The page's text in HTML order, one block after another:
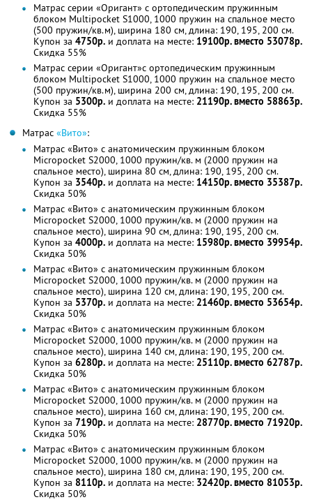
Матрас серии «Оригант» с ортопедическим пружинным
блоком Multipoсket S1000, 1000 пружин на спальное место
(500 пружин/кв.м), ширина 180 см, длина: 190, 195, 200 см.
Купон за 4750р. и доплата на месте: 19100р. вместо 53078р.
Скидка 55%
Матрас серии «Оригант»с ортопедическим пружинным
блоком Multipoсket S1000, 1000 пружин на спальное место
(500 пружин/кв.м), ширина 200 см, длина: 190, 195, 200 см.
Купон за 5300р. и доплата на месте: 21190р. вместо 58863р.
Скидка 55%
Матрас «Вито»:
Матрас «Вито» с анатомическим пружинным блоком
Miсropocket S2000, 1000 пружин/кв. м (2000 пружин на
спальное место), ширина 80 см, длина: 190, 195, 200 см.
Купон за 3540р. и доплата на месте: 14150р. вместо 35387р.
Скидка 50%
Матрас «Вито» с анатомическим пружинным блоком
Miсropocket S2000, 1000 пружин/кв. м (2000 пружин на
спальное место), ширина 90 см, длина: 190, 195, 200 см.
Купон за 4000р. и доплата на месте: 15980р. вместо 39954р.
Скидка 50%
Матрас «Вито» с анатомическим пружинным блоком
Miсropocket S2000, 1000 пружин/кв. м (2000 пружин на
спальное место), ширина 120 см, длина: 190, 195, 200 см.
Купон за 5370р. и доплата на месте: 21460р. вместо 53654р.
Скидка 50%
Матрас «Вито» с анатомическим пружинным блоком
Miсropocket S2000, 1000 пружин/кв. м (2000 пружин на
спальное место), ширина 140 см, длина: 190, 195, 200 см.
Купон за 6280р. и доплата на месте: 25110р. вместо 62787р.
Скидка 50%
Матрас «Вито» с анатомическим пружинным блоком
Miсropocket S2000, 1000 пружин/кв. м (2000 пружин на
спальное место), ширина 160 см, длина: 190, 195, 200 см.
Купон за 7190р. и доплата на месте: 28770р. вместо 71920р.
Скидка 50%
Матрас «Вито» с анатомическим пружинным блоком
Miсropocket S2000, 1000 пружин/кв. м (2000 пружин на
спальное место), ширина 180 см, длина: 190, 195, 200 см.
Купон за 8110р. и доплата на месте: 32420р. вместо 81053р.
Скидка 50%